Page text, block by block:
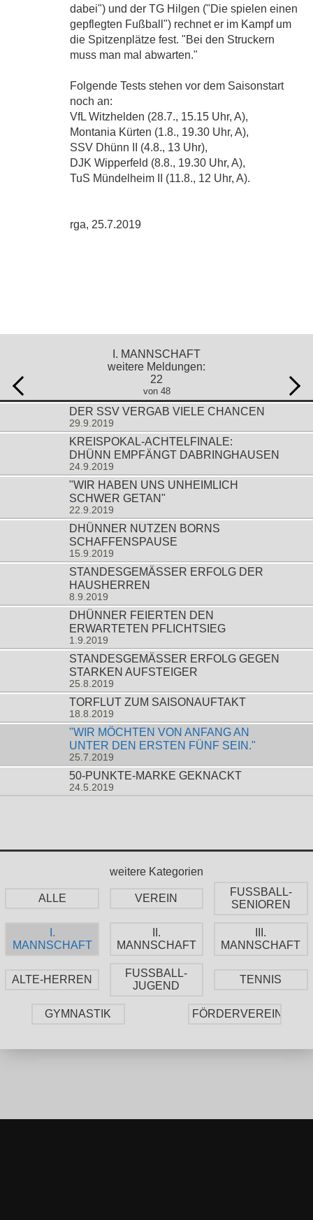
dabei") und der TG Hilgen ("Die spielen einen
gepflegten Fußball") rechnet er im Kampf um
die Spitzenplätze fest. "Bei den Struckern
muss man mal abwarten."
Folgende Tests stehen vor dem Saisonstart
noch an:
VfL Witzhelden (28.7., 15.15 Uhr, A),
Montania Kürten (1.8., 19.30 Uhr, A),
SSV Dhünn II (4.8., 13 Uhr),
DJK Wipperfeld (8.8., 19.30 Uhr, A),
TuS Mündelheim II (11.8., 12 Uhr, A).
rga, 25.7.2019
I. MANNSCHAFT
weitere Meldungen:
22
von 48
DER SSV VERGAB VIELE CHANCEN
29.9.2019
KREISPOKAL-ACHTELFINALE:
DHÜNN EMPFÄNGT DABRINGHAUSEN
24.9.2019
"WIR HABEN UNS UNHEIMLICH
SCHWER GETAN"
22.9.2019
DHÜNNER NUTZEN BORNS
SCHAFFENSPAUSE
15.9.2019
STANDESGEMÄSSER ERFOLG DER H
AUSHERREN
8.9.2019
DHÜNNER FEIERTEN DEN
ERWARTETEN PFLICHTSIEG
1.9.2019
STANDESGEMÄSSER ERFOLG GEGEN S
TARKEN AUFSTEIGER
25.8.2019
TORFLUT ZUM SAISONAUFTAKT
18.8.2019
"WIR MÖCHTEN VON ANFANG AN
UNTER DEN ERSTEN FÜNF SEIN."
25.7.2019
50-PUNKTE-MARKE GEKNACKT
24.5.2019
weitere Kategorien
ALLE VEREIN
FUSSBALL-
SENIOREN
I.
MANNSCHAFT
II.
MANNSCHAFT
III.
MANNSCHAFT
ALTE-HERREN
FUSSBALL-
JUGEND
TENNIS
GYMNASTIK FÖRDERVEREIN